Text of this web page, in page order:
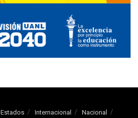
Estados Internacional Nacional